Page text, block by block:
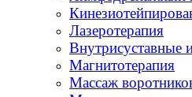
Лазеротерапия
Внутрисуставные
Магнитотерапия
Массаж